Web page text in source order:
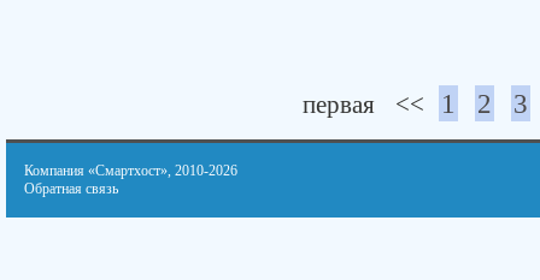
первая << 1 2 3
Компания «Смартхост», 2010-2026
Обратная связь